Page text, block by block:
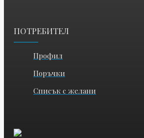
ПОТРЕБИТЕЛ
Профил
Поръчки
Списък с желани